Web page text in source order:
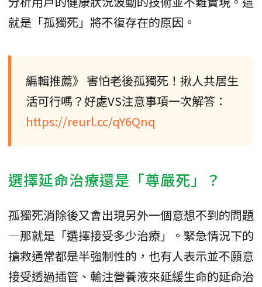
就是「孤獨死」將不復存在的原因。
編輯推薦》 害怕老後孤獨死！揪人共居生
活可行嗎？好處VS注意事項一次解答：
https://reurl.cc/qY6Qnq
選擇延命治療還是「尊嚴死」？
孤獨死消除後又會出現另外一個意想不到的問題
—那就是「選擇接受多少治療」。緊急情況下的
搶救通常都是半強制性的，也有人表示並不願意
接受透過插管、輸注營養液來延緩生命的延命治